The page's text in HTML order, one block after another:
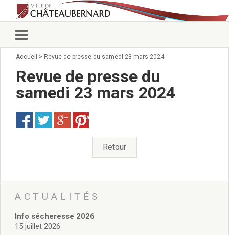
Vie municipale
Conseillers municipaux
Commissions 2026
Arrêtés du Maire
Services municipaux
Pour venir nous voir
administratives
Services Techniques
Affaires Scolaires
Vie associative
Accueil > Revue de presse du samedi 23 mars 2024
Revue de presse du
samedi 23 mars 2024
Save
Retour
ACTUALITÉS
Info sécheresse 2026
15 juillet 2026